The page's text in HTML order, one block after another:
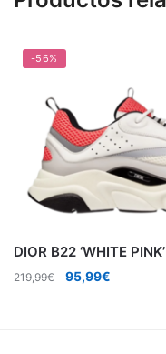
-56%
DIOR B22 ‘WHITE PINK’
219,99€
El
95,99€